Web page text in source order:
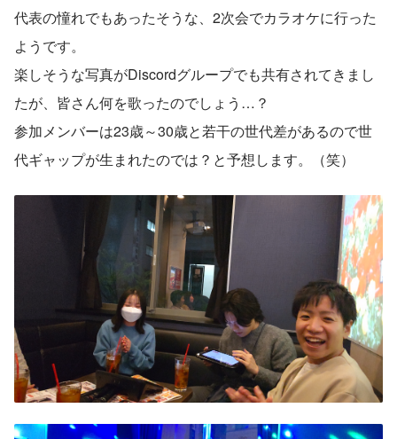
代表の憧れでもあったそうな、2次会でカラオケに行った
ようです。
楽しそうな写真がDiscordグループでも共有されてきまし
たが、皆さん何を歌ったのでしょう…？
参加メンバーは23歳～30歳と若干の世代差があるので世
代ギャップが生まれたのでは？と予想します。（笑）